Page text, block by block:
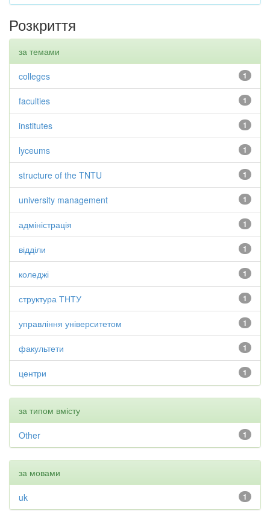
Розкриття
за темами
1
colleges
1
faculties
1
institutes
1
lyceums
1
structure of the TNTU
1
university management
1
адміністрація
1
відділи
1
коледжі
1
структура ТНТУ
1
управління університетом
1
факультети
1
центри
за типом вмісту
1
Other
за мовами
1
uk